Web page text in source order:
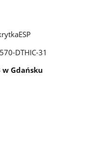
DTHIC-31
w Gdańsku